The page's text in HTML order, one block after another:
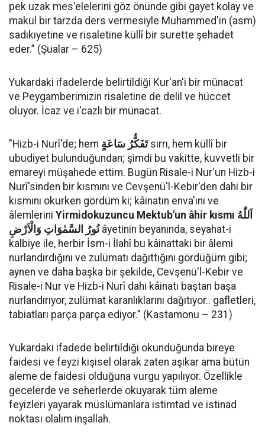
pek uzak mes'elelerini göz önünde gibi gayet kolay ve
makul bir tarzda ders vermesiyle Muhammed'in (asm)
sadıkıyetine ve risaletine küllî bir surette şehadet
eder.” (Şualar – 625)
Yukardaki ifadelerde belirtildiği Kur'an'i bir münacat
ve Peygamberimizin risaletine de delil ve hüccet
oluyor. İcaz ve i'cazlı bir münacat.
"Hizb-i Nurî'de; hem تَفَكُّرُ سَاعَةٍsırrı, hem küllî bir
ubudiyet bulunduğundan; şimdi bu vakitte, kuvvetli bir
emareyi müşahede ettim. Bugün Risale-i Nur'un Hizb-i
Nurî'sinden bir kısmını ve Cevşenü'l-Kebir'den dahi bir
kısmını okurken gördüm ki; kâinatın enva'ını ve
âlemlerini Yirmidokuzuncu Mektub'un âhir kısmı اَللّٰهُ
نُورُ السَّمٰوَاتِ وَالْاَرْضِâyetinin beyanında, seyahat-i
kalbiye ile, herbir İsm-i İlahî bu kâinattaki bir âlemi
nurlandırdığını ve zulümatı dağıttığını gördüğüm gibi;
aynen ve daha başka bir şekilde, Cevşenü'l-Kebir ve
Risale-i Nur ve Hizb-i Nurî dahi kâinatı baştan başa
nurlandırıyor, zulümat karanlıklarını dağıtıyor.. gafletleri,
tabiatları parça parça ediyor.” (Kastamonu – 231)
Yukardaki ifadede belirtildiği okunduğunda bireye
faidesi ve feyzi kişisel olarak zaten aşikar ama bütün
aleme de faidesi olduğuna vurgu yapılıyor. Özellikle
gecelerde ve seherlerde okuyarak tüm aleme
feyizleri yayarak müslümanlara istimtad ve istinad
noktası olalım inşallah.